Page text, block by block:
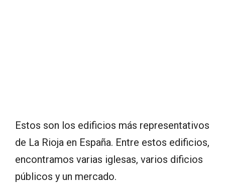
Estos son los edificios más representativos
de La Rioja en España. Entre estos edificios,
encontramos varias iglesas, varios dificios
públicos y un mercado.